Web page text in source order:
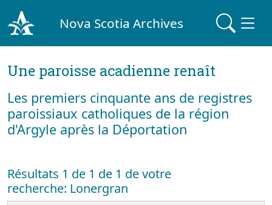
Nova Scotia Archives
Une paroisse acadienne renaît
Les premiers cinquante ans de registres
paroissiaux catholiques de la région
d'Argyle après la Déportation
Résultats 1 de 1 de 1 de votre
recherche: Lonergran